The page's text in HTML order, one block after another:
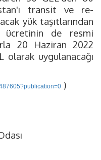
transit ve re-
yük taşıtlarından
ücretinin de resmi
20 Haziran 2022
uygulanacağı
)